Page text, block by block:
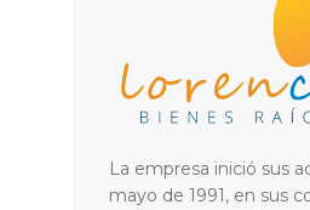
La empresa inició sus
mayo de 1991, en sus